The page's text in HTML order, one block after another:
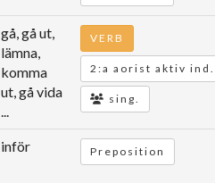
gå, gå ut,
lämna,
komma
ut, gå vida
...
VERB
2:a aorist aktiv ind.
sing.
inför Preposition